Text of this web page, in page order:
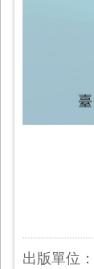
出版單位：